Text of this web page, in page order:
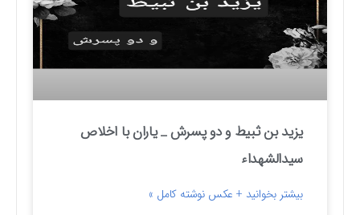
یزید بن ثبیط و دو پسرش _ یاران با اخلاص
سیدالشهداء
بیشتر بخوانید + عکس نوشته کامل »